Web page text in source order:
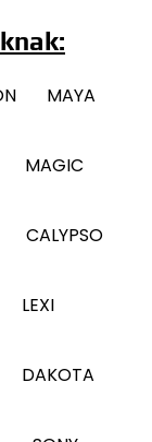
MAYA
MAGIC
CALYPSO
LEXI
DAKOTA